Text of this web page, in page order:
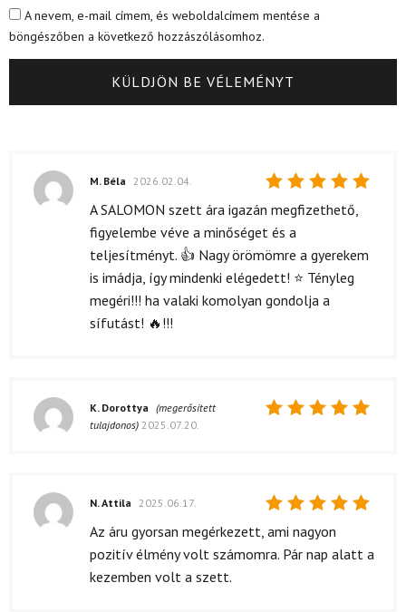
A nevem, e-mail címem, és weboldalcímem mentése a
böngészőben a következő hozzászólásomhoz.
Értékelés:
/ 5
M. Béla 2026.02.04.
A SALOMON szett ára igazán megfizethető,
figyelembe véve a minőséget és a
teljesítményt. 👍 Nagy örömömre a gyerekem
is imádja, így mindenki elégedett! ⭐ Tényleg
megéri!!! ha valaki komolyan gondolja a
sífutást! 🔥!!!
K. Dorottya (megerősített
tulajdonos) 2025.07.20.
Értékelés:
/ 5
N. Attila 2025.06.17.
Az áru gyorsan megérkezett, ami nagyon
pozitív élmény volt számomra. Pár nap alatt a
kezemben volt a szett.